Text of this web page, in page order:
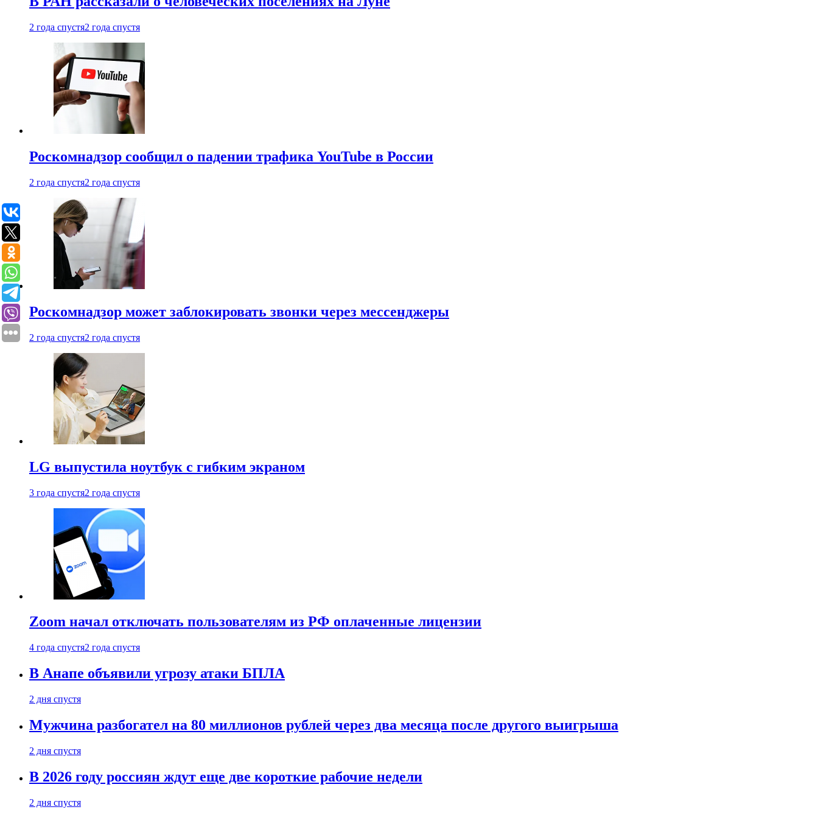
2 года спустя2 года спустя
Роскомнадзор сообщил о падении трафика YouTube в России
2 года спустя2 года спустя
Роскомнадзор может заблокировать звонки через мессенджеры
2 года спустя2 года спустя
LG выпустила ноутбук с гибким экраном
3 года спустя2 года спустя
Zoom начал отключать пользователям из РФ оплаченные лицензии
4 года спустя2 года спустя
В Анапе объявили угрозу атаки БПЛА
2 дня спустя
Мужчина разбогател на 80 миллионов рублей через два месяца после другого выигрыша
2 дня спустя
В 2026 году россиян ждут еще две короткие рабочие недели
2 дня спустя